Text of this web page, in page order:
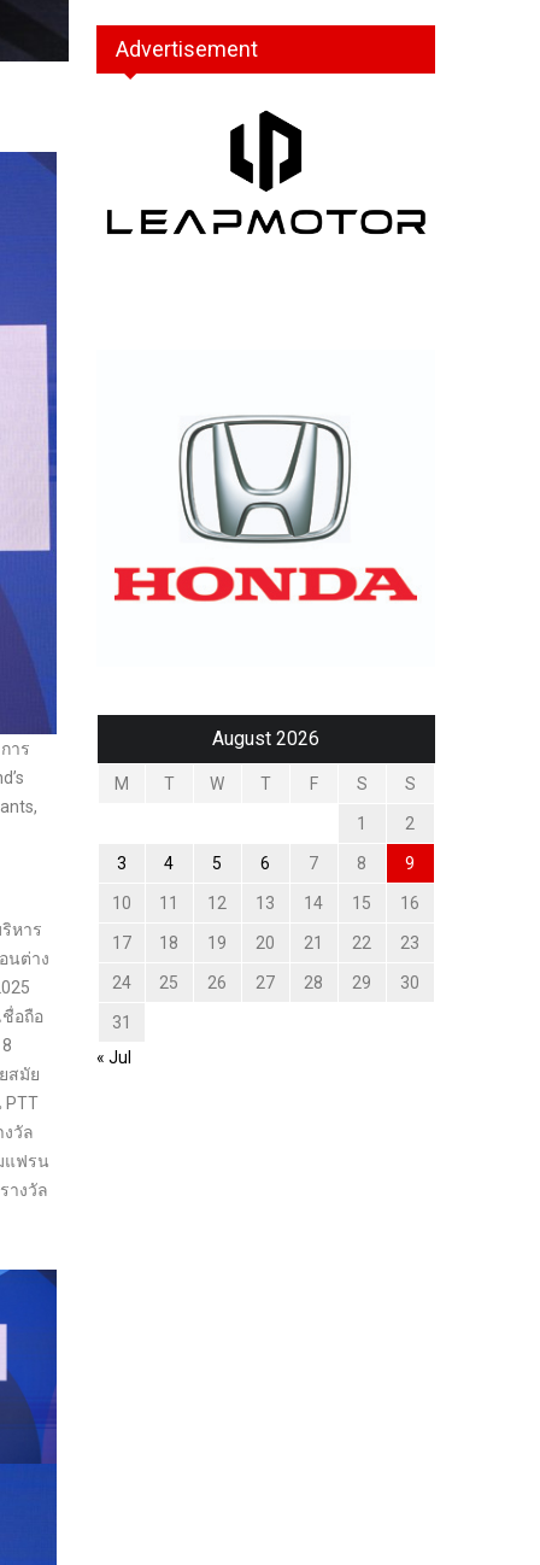
าร
หาร
นต่าง
ชื่อถือ
สมัย
PTT
วัล
แฟรน
างวัล
Advertisement
August 2026
M T W T F S S
1 2
3 4 5 6 7 8 9
10 11 12 13 14 15 16
17 18 19 20 21 22 23
24 25 26 27 28 29 30
31
« Jul